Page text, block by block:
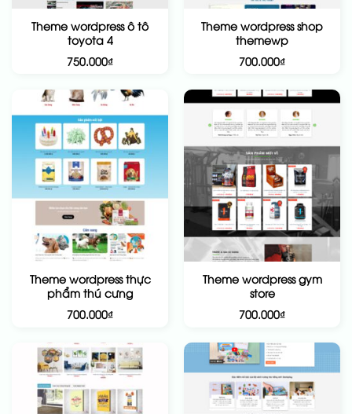
Theme wordpress ô tô
toyota 4
750.000₫
Theme wordpress shop
themewp
700.000₫
Theme wordpress thực
phẩm thú cưng
700.000₫
Theme wordpress gym
store
700.000₫